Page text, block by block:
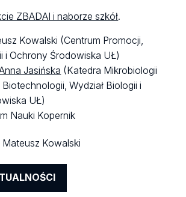
ZBADAI i naborze szkół.
Kowalski (Centrum Promocji,
i Ochrony Środowiska UŁ)
Jasińska (Katedra Mikrobiologii
Biotechnologii, Wydział Biologii i
UŁ)
Nauki Kopernik
Mateusz Kowalski